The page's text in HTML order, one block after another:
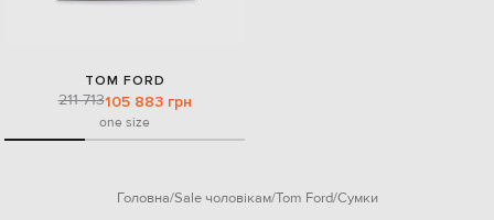
TOM FORD
211 713105 883 грн
one size
Головна Sale чоловікам Tom Ford Сумки